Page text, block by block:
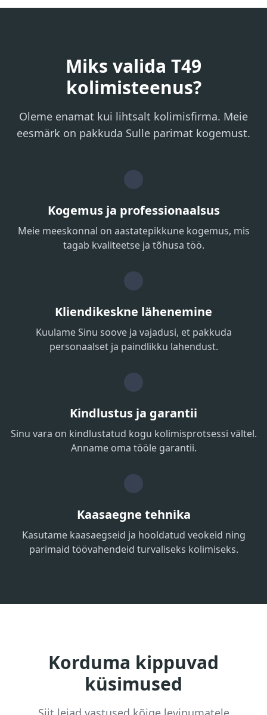
Miks valida T49
kolimisteenus?
Oleme enamat kui lihtsalt kolimisfirma. Meie
eesmärk on pakkuda Sulle parimat kogemust.
Kogemus ja professionaalsus
Meie meeskonnal on aastatepikkune kogemus, mis
tagab kvaliteetse ja tõhusa töö.
Kliendikeskne lähenemine
Kuulame Sinu soove ja vajadusi, et pakkuda
personaalset ja paindlikku lahendust.
Kindlustus ja garantii
Sinu vara on kindlustatud kogu kolimisprotsessi vältel.
Anname oma tööle garantii.
Kaasaegne tehnika
Kasutame kaasaegseid ja hooldatud veokeid ning
parimaid töövahendeid turvaliseks kolimiseks.
Korduma kippuvad
küsimused